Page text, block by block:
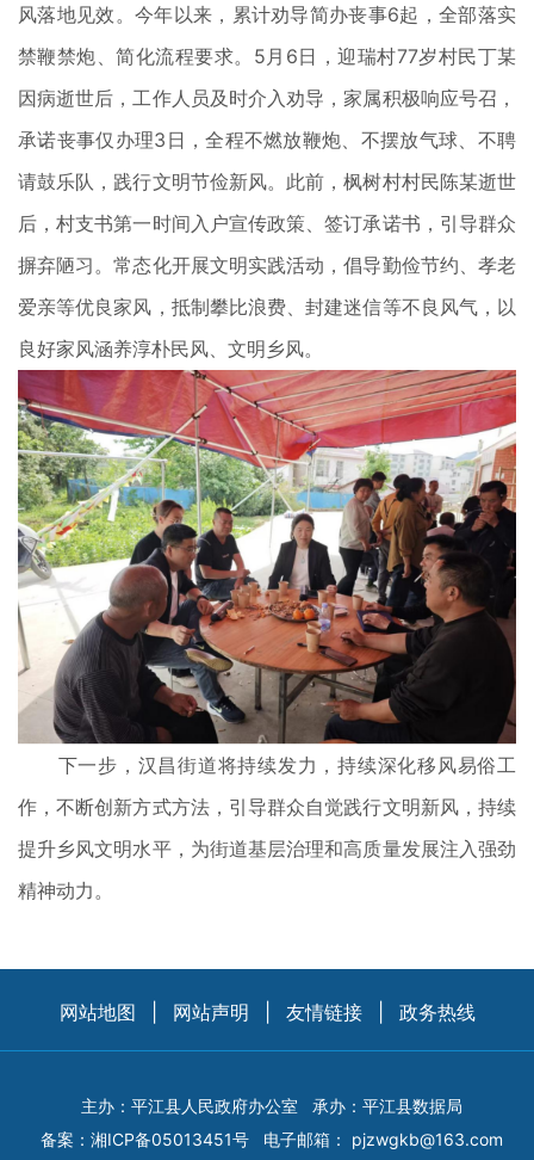
风落地见效。今年以来，累计劝导简办丧事6起，全部落实
禁鞭禁炮、简化流程要求。5月6日，迎瑞村77岁村民丁某
因病逝世后，工作人员及时介入劝导，家属积极响应号召，
承诺丧事仅办理3日，全程不燃放鞭炮、不摆放气球、不聘
请鼓乐队，践行文明节俭新风。此前，枫树村村民陈某逝世
后，村支书第一时间入户宣传政策、签订承诺书，引导群众
摒弃陋习。常态化开展文明实践活动，倡导勤俭节约、孝老
爱亲等优良家风，抵制攀比浪费、封建迷信等不良风气，以
良好家风涵养淳朴民风、文明乡风。
下一步，汉昌街道将持续发力，持续深化移风易俗工
作，不断创新方式方法，引导群众自觉践行文明新风，持续
提升乡风文明水平，为街道基层治理和高质量发展注入强劲
精神动力。
网站地图 网站声明 友情链接 政务热线
主办：平江县人民政府办公室
承办：平江县数据局
备案： 湘ICP备05013451号 电子邮箱： pjzwgkb@163.com